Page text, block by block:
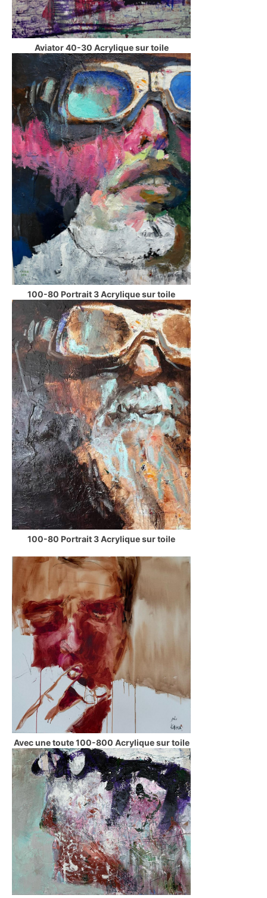
Aviator 40-30 Acrylique sur toile
100-80 Portrait 3 Acrylique sur toile
100-80 Portrait 3 Acrylique sur toile
Avec une toute 100-800 Acrylique sur toile